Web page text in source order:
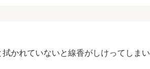
かれていないと線香がしけってしまい